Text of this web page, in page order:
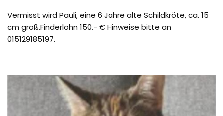
Vermisst wird Pauli, eine 6 Jahre alte Schildkröte, ca. 15
cm groß.Finderlohn 150.- € Hinweise bitte an
015129185197.